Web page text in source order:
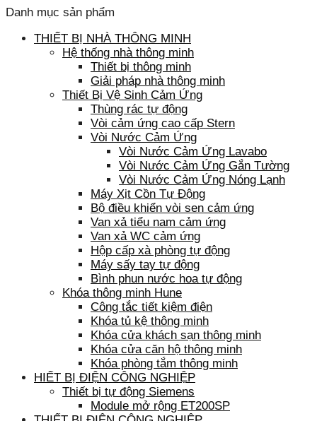
Danh mục sản phẩm
THIẾT BỊ NHÀ THÔNG MINH
Hệ thống nhà thông minh
Thiết bị thông minh
Giải pháp nhà thông minh
Thiết Bị Vệ Sinh Cảm Ứng
Thùng rác tự động
Vòi cảm ứng cao cấp Stern
Vòi Nước Cảm Ứng
Vòi Nước Cảm Ứng Lavabo
Vòi Nước Cảm Ứng Gắn Tường
Vòi Nước Cảm Ứng Nóng Lạnh
Máy Xịt Cồn Tự Động
Bộ điều khiển vòi sen cảm ứng
Van xả tiểu nam cảm ứng
Van xả WC cảm ứng
Hộp cấp xà phòng tự động
Máy sấy tay tự động
Bình phun nước hoa tự động
Khóa thông minh Hune
Công tắc tiết kiệm điện
Khóa tủ kệ thông minh
Khóa cửa khách sạn thông minh
Khóa cửa căn hộ thông minh
Khóa phòng tắm thông minh
HIẾT BỊ ĐIỆN CÔNG NGHIỆP
Thiết bị tự động Siemens
Module mở rộng ET200SP